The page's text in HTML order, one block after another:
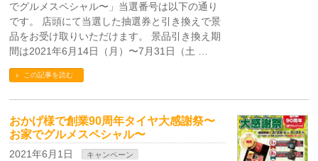
でグルメスペシャル〜」当選番号は以下の通り
です。 店頭にて当選した抽選券と引き換えで景
品をお受け取りいただけます。 景品引き換え期
間は2021年6月14日（月）〜7月31日（土 …
この記事を読む
おかげ様で創業90周年タイヤ大感謝祭〜
お家でグルメスペシャル〜
2021年6月1日 キャンペーン